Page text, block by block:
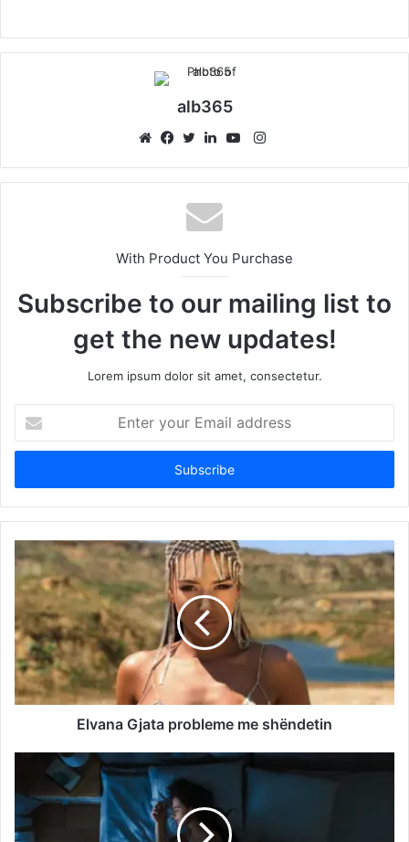
alb365
Instagram
With Product You Purchase
Subscribe to our mailing list to
get the new updates!
Lorem ipsum dolor sit amet, consectetur.
your
Email
Elvana Gjata probleme me shëndetin